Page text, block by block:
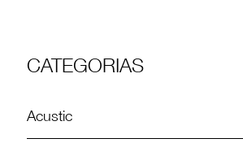
CATEGORIAS
Acustic